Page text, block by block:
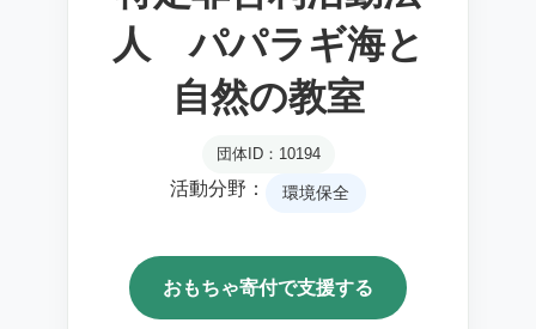
人 パパラギ海と
自然の教室
団体ID：10194
活動分野： 環境保全
おもちゃ寄付で支援する